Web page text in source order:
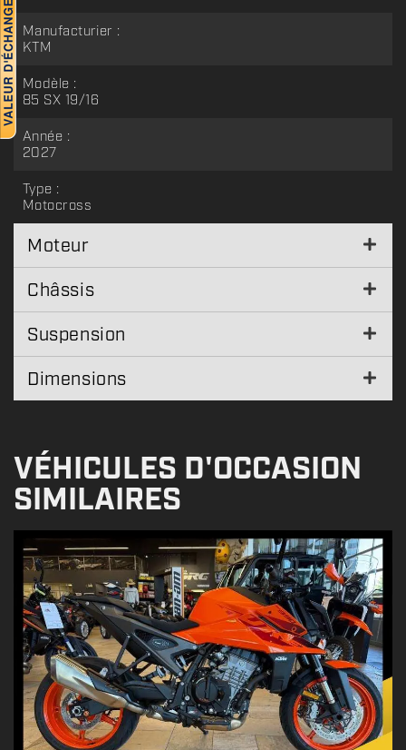
Manufacturier :
KTM
Modèle :
85 SX 19/16
Année :
2027
Type :
Motocross
Moteur
Châssis
Suspension
Dimensions
VÉHICULES D'OCCASION
SIMILAIRES